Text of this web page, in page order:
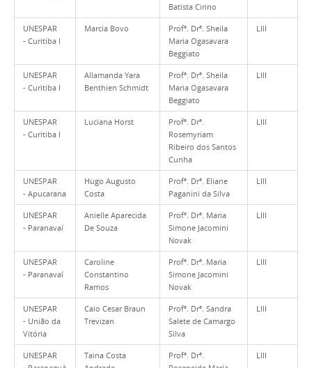
Batista Cirino
UNESPAR
- Curitiba I
Marcia Bovo
Profª. Drª. Sheila
Maria Ogasavara
Beggiato
LIII
UNESPAR
- Curitiba I
Allamanda Yara
Benthien Schmidt
Profª. Drª. Sheila
Maria Ogasavara
Beggiato
LIII
UNESPAR
- Curitiba I
Luciana Horst
Profª. Drª.
Rosemyriam
Ribeiro dos Santos
Cunha
LIII
UNESPAR
- Apucarana
Hugo Augusto
Costa
Profª. Drª. Eliane
Paganini da Silva
LIII
UNESPAR
- Paranavaí
Anielle Aparecida
De Souza
Profª. Drª. Maria
Simone Jacomini
Novak
LIII
UNESPAR
- Paranavaí
Caroline
Constantino
Ramos
Profª. Drª. Maria
Simone Jacomini
Novak
LIII
UNESPAR
- União da
Vitória
Caio Cesar Braun
Trevizan
Profª. Drª. Sandra
Salete de Camargo
Silva
LIII
UNESPAR
Taina Costa
Profª. Drª.
LIII